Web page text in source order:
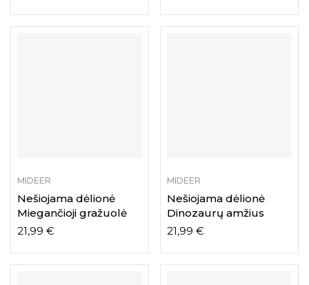
MIDEER
Nešiojama dėlionė
Miegančioji gražuolė
21,99 €
MIDEER
Nešiojama dėlionė
Dinozaurų amžius
21,99 €